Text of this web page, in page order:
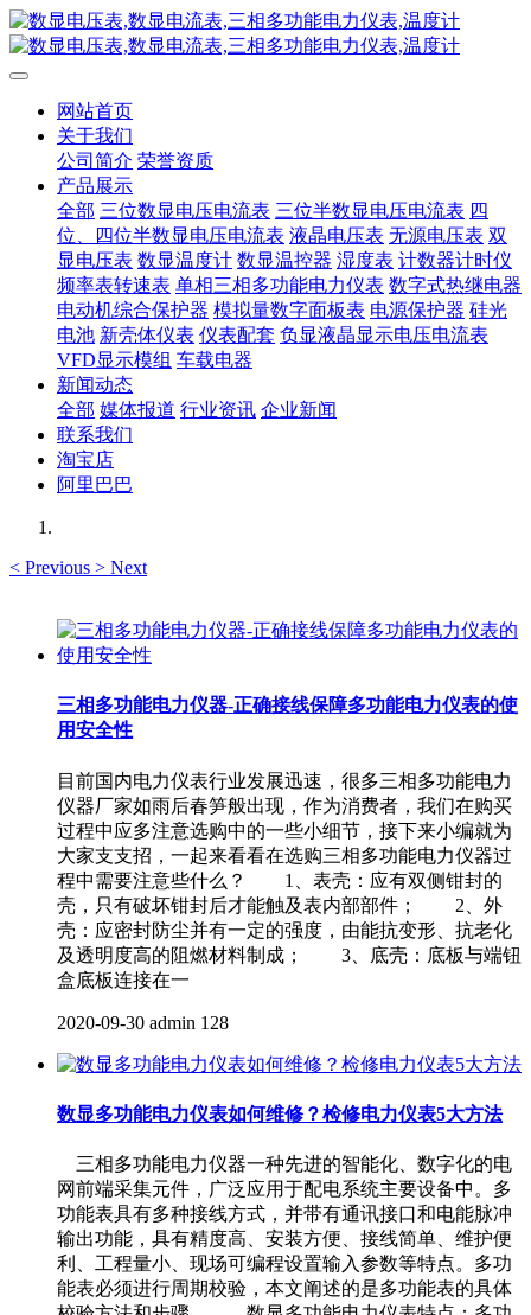
网站首页
关于我们
公司简介 荣誉资质
产品展示
全部 三位数显电压电流表 三位半数显电压电流表 四
位、四位半数显电压电流表 液晶电压表 无源电压表 双
显电压表 数显温度计 数显温控器 湿度表 计数器计时仪
频率表转速表 单相三相多功能电力仪表 数字式热继电器
电动机综合保护器 模拟量数字面板表 电源保护器 硅光
电池 新壳体仪表 仪表配套 负显液晶显示电压电流表
VFD显示模组 车载电器
新闻动态
全部 媒体报道 行业资讯 企业新闻
联系我们
淘宝店
阿里巴巴
< Previous > Next
三相多功能电力仪器-正确接线保障多功能电力仪表的使
用安全性
目前国内电力仪表行业发展迅速，很多三相多功能电力
仪器厂家如雨后春笋般出现，作为消费者，我们在购买
过程中应多注意选购中的一些小细节，接下来小编就为
大家支支招，一起来看看在选购三相多功能电力仪器过
程中需要注意些什么？ 1、表壳：应有双侧钳封的
壳，只有破坏钳封后才能触及表内部部件； 2、外
壳：应密封防尘并有一定的强度，由能抗变形、抗老化
及透明度高的阻燃材料制成； 3、底壳：底板与端钮
盒底板连接在一
2020-09-30 admin 128
数显多功能电力仪表如何维修？检修电力仪表5大方法
三相多功能电力仪器一种先进的智能化、数字化的电
网前端采集元件，广泛应用于配电系统主要设备中。多
功能表具有多种接线方式，并带有通讯接口和电能脉冲
输出功能，具有精度高、安装方便、接线简单、维护便
利、工程量小、现场可编程设置输入参数等特点。多功
能表必须进行周期校验，本文阐述的是多功能表的具体